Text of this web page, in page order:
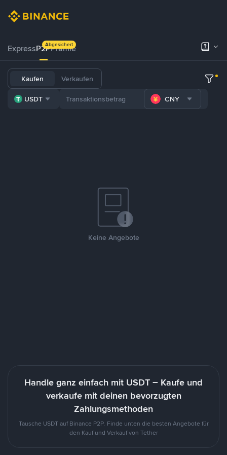
ExpressP2PPrämie
Abgesichert
Kaufen Verkaufen
USDT CNY
Keine Angebote
Handle ganz einfach mit USDT – Kaufe und
verkaufe mit deinen bevorzugten
Zahlungsmethoden
Tausche USDT auf Binance P2P. Finde unten die besten Angebote für
den Kauf und Verkauf von Tether